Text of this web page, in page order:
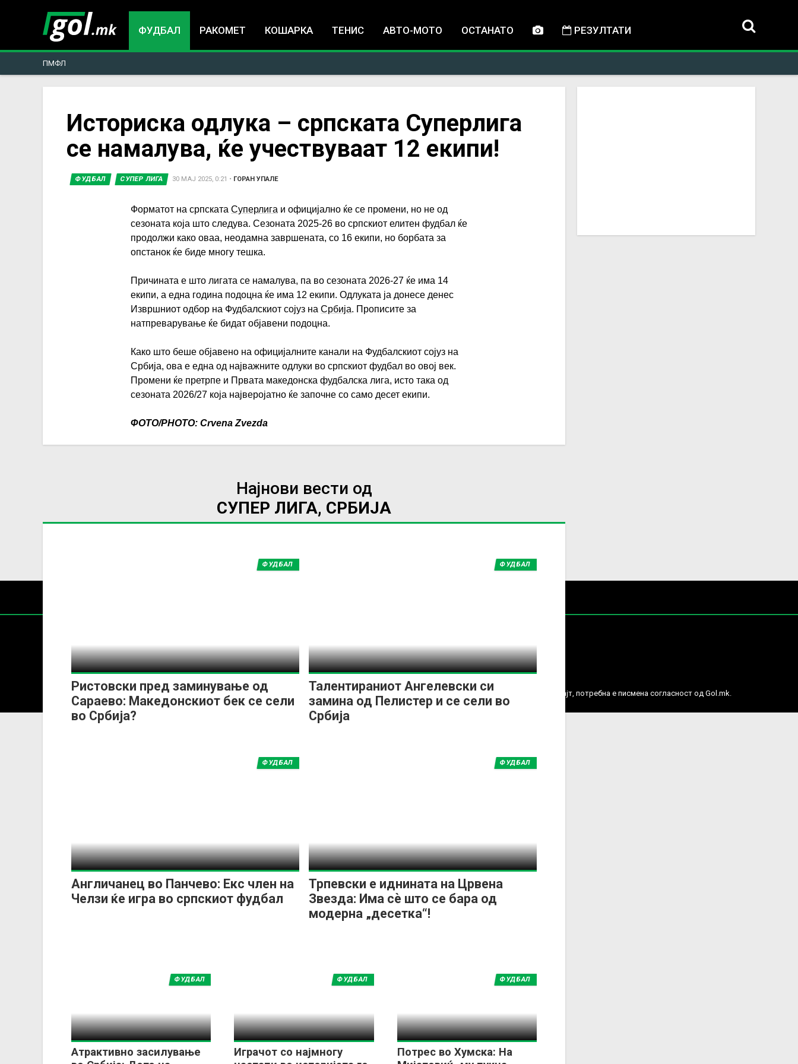
ФУДБАЛ РАКОМЕТ КОШАРКА ТЕНИС АВТО-МОТО ОСТАНАТО РЕЗУЛТАТИ
ПМФЛ
here
Историска одлука – српската Суперлига
се намалува, ќе учествуваат 12 екипи!
ФУДБАЛ СУПЕР ЛИГА 30 МАЈ 2025, 0:21 • ГОРАН УПАЛЕ
Форматот на српската Суперлига и официјално ќе се промени, но не од
сезоната која што следува. Сезоната 2025-26 во српскиот елитен фудбал ќе
продолжи како оваа, неодамна завршената, со 16 екипи, но борбата за
опстанок ќе биде многу тешка.
Причината е што лигата се намалува, па во сезоната 2026-27 ќе има 14
екипи, а една година подоцна ќе има 12 екипи. Одлуката ја донесе денес
Извршниот одбор на Фудбалскиот сојуз на Србија. Прописите за
натпреварување ќе бидат објавени подоцна.
Како што беше објавено на официјалните канали на Фудбалскиот сојуз на
Србија, ова е една од најважните одлуки во српскиот фудбал во овој век.
Промени ќе претрпе и Првата македонска фудбалска лига, исто така од
сезоната 2026/27 која најверојатно ќе започне со само десет екипи.
ФОТО/PHOTO: Crvena Zvezda
Најнови вести од
СУПЕР ЛИГА, СРБИЈА
Ристовски пред заминување од
Сараево: Македонскиот бек се сели
во Србија?
ФУДБАЛ
Талентираниот Ангелевски си
замина од Пелистер и се сели во
Србија
ФУДБАЛ
Англичанец во Панчево: Екс член на
Челзи ќе игра во српскиот фудбал
ФУДБАЛ
Трпевски е иднината на Црвена
Звезда: Има сè што се бара од
модерна „десетка“!
ФУДБАЛ
Атрактивно засилување
ФУДБАЛ
Играчот со најмногу
ФУДБАЛ
Потрес во Хумска: На
ФУДБАЛ
Сите права задржани
Содржините на Gol.mk се заштитени со Законот за авторското право и сродните права.
За секоја форма на распространување, репродукција или комерцијална употреба на текстови, фотографии или податоци од овој веб сајт, потребна е писмена согласност од Gol.mk.